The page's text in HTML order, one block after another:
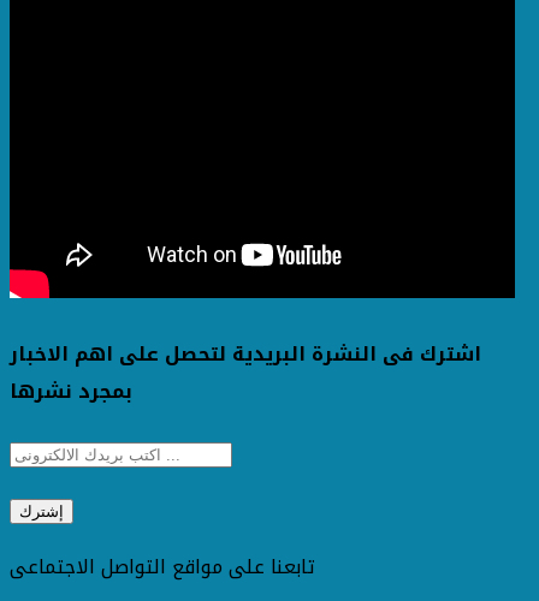
اشترك فى النشرة البريدية لتحصل على اهم الاخبار
بمجرد نشرها
تابعنا على مواقع التواصل الاجتماعى